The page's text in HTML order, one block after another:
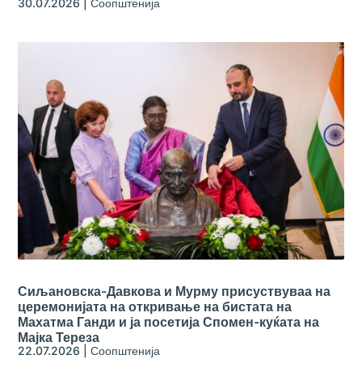
30.07.2026 |Соопштенија
Сиљановска-Давкова и Мурму присуствуваа на
церемонијата на откривање на бистата на
Махатма Ганди и ја посетија Спомен-куќата на
Мајка Тереза
22.07.2026 |Соопштенија